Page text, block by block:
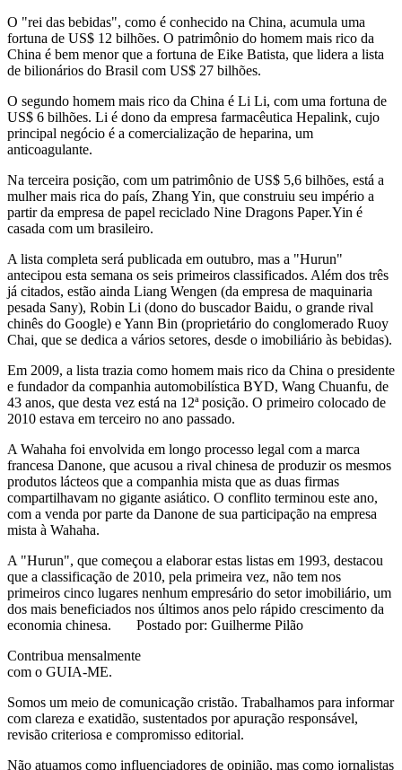
O "rei das bebidas", como é conhecido na China, acumula uma
fortuna de US$ 12 bilhões. O patrimônio do homem mais rico da
China é bem menor que a fortuna de Eike Batista, que lidera a lista
de bilionários do Brasil com US$ 27 bilhões.
O segundo homem mais rico da China é Li Li, com uma fortuna de
US$ 6 bilhões. Li é dono da empresa farmacêutica Hepalink, cujo
principal negócio é a comercialização de heparina, um
anticoagulante.
Na terceira posição, com um patrimônio de US$ 5,6 bilhões, está a
mulher mais rica do país, Zhang Yin, que construiu seu império a
partir da empresa de papel reciclado Nine Dragons Paper.Yin é
casada com um brasileiro.
A lista completa será publicada em outubro, mas a "Hurun"
antecipou esta semana os seis primeiros classificados. Além dos três
já citados, estão ainda Liang Wengen (da empresa de maquinaria
pesada Sany), Robin Li (dono do buscador Baidu, o grande rival
chinês do Google) e Yann Bin (proprietário do conglomerado Ruoy
Chai, que se dedica a vários setores, desde o imobiliário às bebidas).
Em 2009, a lista trazia como homem mais rico da China o presidente
e fundador da companhia automobilística BYD, Wang Chuanfu, de
43 anos, que desta vez está na 12ª posição. O primeiro colocado de
2010 estava em terceiro no ano passado.
A Wahaha foi envolvida em longo processo legal com a marca
francesa Danone, que acusou a rival chinesa de produzir os mesmos
produtos lácteos que a companhia mista que as duas firmas
compartilhavam no gigante asiático. O conflito terminou este ano,
com a venda por parte da Danone de sua participação na empresa
mista à Wahaha.
A "Hurun", que começou a elaborar estas listas em 1993, destacou
que a classificação de 2010, pela primeira vez, não tem nos
primeiros cinco lugares nenhum empresário do setor imobiliário, um
dos mais beneficiados nos últimos anos pelo rápido crescimento da
economia chinesa. Postado por: Guilherme Pilão
Contribua mensalmente
com o GUIA-ME.
Somos um meio de comunicação cristão. Trabalhamos para informar
com clareza e exatidão, sustentados por apuração responsável,
revisão criteriosa e compromisso editorial.
Não atuamos como influenciadores de opinião, mas como jornalistas